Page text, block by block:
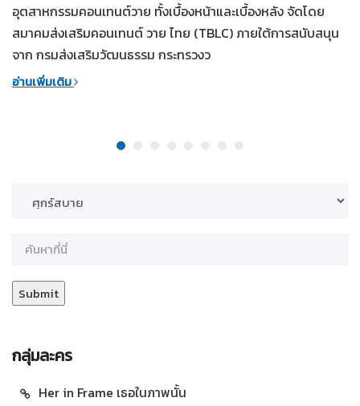
อุตสาหกรรมคอนเทนต์วาย ทั้งเบื้องหน้าและเบื้องหลัง จัดโดย
สมาคมส่งเสริมคอนเทนต์ วาย ไทย (TBLC) ภายใต้การสนับสนุน
จาก กรมส่งเสริมวัฒนธรรม กระทรวงว
อ่านเพิ่มเติม
กลุ่มละคร
Her in Frame เธอในภาพนั้น